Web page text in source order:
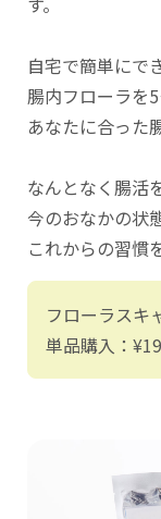
自宅で簡単にで
腸内フローラを5
あなたに合った
なんとなく腸活
今のおなかの状
これからの習慣
フローラスキ
単品購入：